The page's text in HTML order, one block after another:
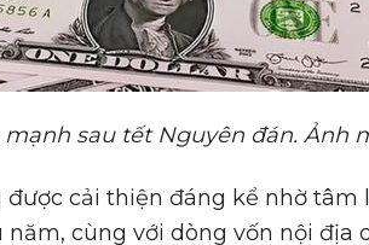
mạnh sau tết Nguyên đán. Ảnh
cải thiện đáng kể nhờ tâm
cùng với dòng vốn nội địa